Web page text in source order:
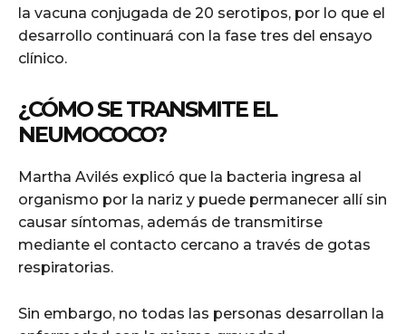
la vacuna conjugada de 20 serotipos, por lo que el
desarrollo continuará con la fase tres del ensayo
clínico.
¿CÓMO SE TRANSMITE EL
NEUMOCOCO?
Martha Avilés explicó que la bacteria ingresa al
organismo por la nariz y puede permanecer allí sin
causar síntomas, además de transmitirse
mediante el contacto cercano a través de gotas
respiratorias.
Sin embargo, no todas las personas desarrollan la